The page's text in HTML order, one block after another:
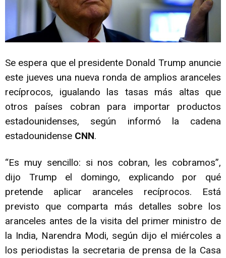
Se espera que el presidente Donald Trump anuncie
este jueves una nueva ronda de amplios aranceles
recíprocos, igualando las tasas más altas que
otros países cobran para importar productos
estadounidenses, según informó la cadena
estadounidense CNN.
“Es muy sencillo: si nos cobran, les cobramos”,
dijo Trump el domingo, explicando por qué
pretende aplicar aranceles recíprocos. Está
previsto que comparta más detalles sobre los
aranceles antes de la visita del primer ministro de
la India, Narendra Modi, según dijo el miércoles a
los periodistas la secretaria de prensa de la Casa